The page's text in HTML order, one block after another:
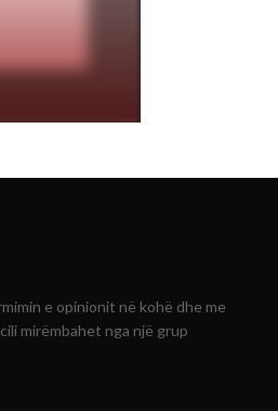
e opinionit në kohë dhe me
mirëmbahet nga një grup